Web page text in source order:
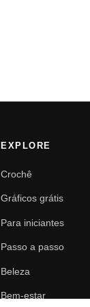
EXPLORE
Crochê
Gráficos grátis
Para iniciantes
Passo a passo
Beleza
Bem-estar